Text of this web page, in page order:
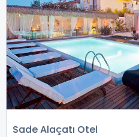
Sade Alaçatı Otel